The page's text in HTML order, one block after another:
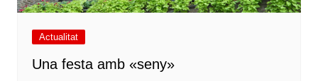
Actualitat
Una festa amb «seny»